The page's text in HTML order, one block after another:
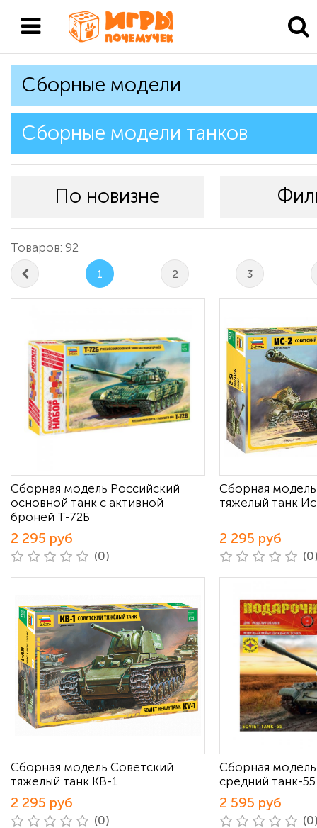
Сборные модели
Сборные модели танков
По новизне
Товаров: 92
1 2 3
Сборная модель Российский
основной танк с активной
броней Т-72Б
2 295 руб
(0)
Сборная
тяжелый танк
2 295 руб
Сборная модель Советский
тяжелый танк КВ-1
2 295 руб
(0)
Сборная
средний танк-55
2 595 руб